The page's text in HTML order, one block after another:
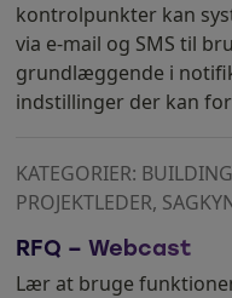
kontrolpunkter kan
via e-mail og SMS til
grundlæggende i
indstillinger der kan
KATEGORIER:
PROJEKTLEDER,
RFQ – Webcast
Lær at bruge